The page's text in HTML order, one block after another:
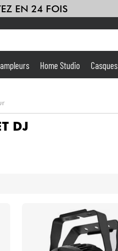
EN 24 FOIS
Home Studio
Voir nos marques
Home Studio Casques
DJ